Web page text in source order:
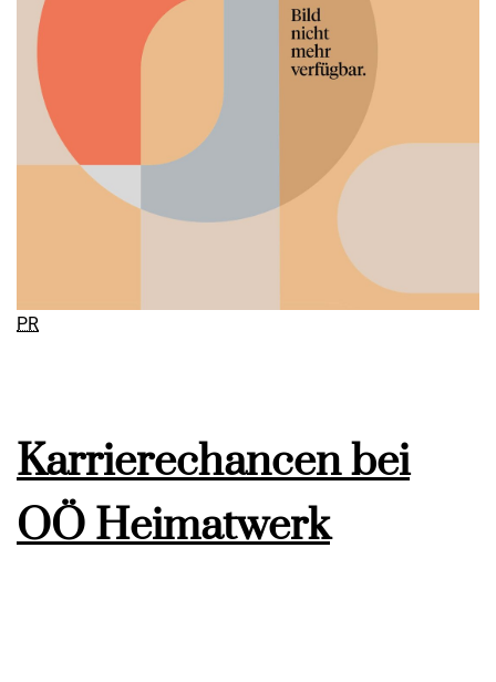
PR
Karrierechancen bei
OÖ Heimatwerk